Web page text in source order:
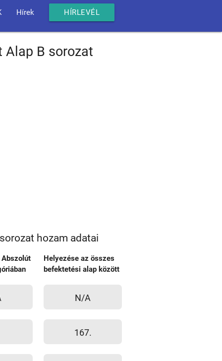
Hírek HÍRLEVÉL
Alap B sorozat
hozam adatai
Helyezése az összes
befektetési alap között
N/A
167.